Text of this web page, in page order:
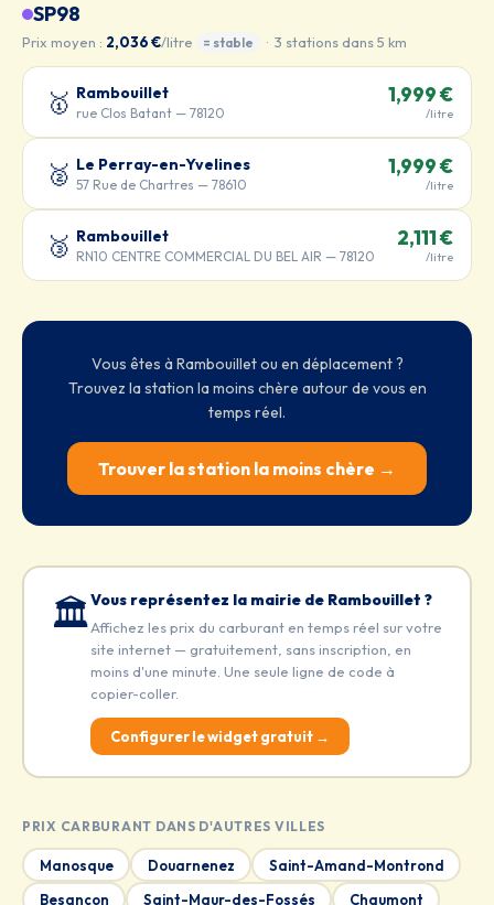
SP98
Prix moyen : 2,036 €/litre = stable · 3 stations dans 5 km
🥇 Rambouillet
rue Clos Batant — 78120
1,999 €
/litre
🥈 Le Perray-en-Yvelines
57 Rue de Chartres — 78610
1,999 €
/litre
🥉 Rambouillet
RN10 CENTRE COMMERCIAL DU BEL AIR — 78120
2,111 €
/litre
Vous êtes à Rambouillet ou en déplacement ?
Trouvez la station la moins chère autour de vous en
temps réel.
Trouver la station la moins chère →
🏛️Vous représentez la mairie de Rambouillet ?
Affichez les prix du carburant en temps réel sur votre
site internet — gratuitement, sans inscription, en
moins d'une minute. Une seule ligne de code à
copier-coller.
Configurer le widget gratuit →
PRIX CARBURANT DANS D'AUTRES VILLES
Manosque Douarnenez
Saint-Amand-Montrond
Besançon
Saint-Maur-des-Fossés Chaumont